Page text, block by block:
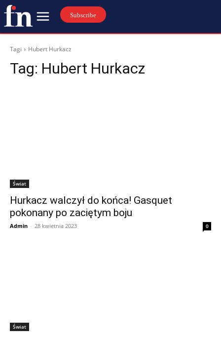
Subscribe
Tagi Hubert Hurkacz
Tag: Hubert Hurkacz
Świat
Hurkacz walczył do końca! Gasquet
pokonany po zaciętym boju
Admin - 28 kwietnia 2023 0
Świat